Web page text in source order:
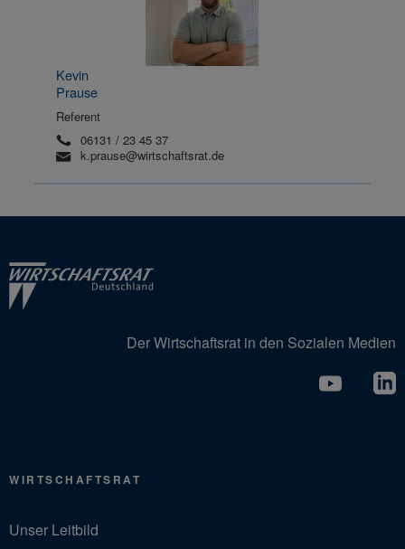
Kevin
Prause
Referent
06131 / 23 45 37
k.prause@wirtschaftsrat.de
Der Wirtschaftsrat in den Sozialen Medien
WIRTSCHAFTSRAT
Unser Leitbild